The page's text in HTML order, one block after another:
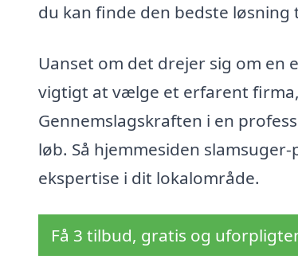
du kan finde den bedste løsning
Uanset om det drejer sig om en
vigtigt at vælge et erfarent
Gennemslagskraften i en
løb. Så hjemmesiden
ekspertise i dit lokalområde.
Få 3 tilbud, gratis og